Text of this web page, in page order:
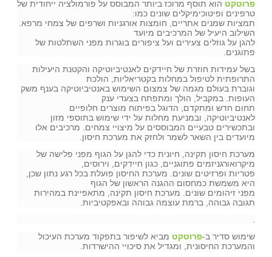
פרוטקט הוא תוסף מרוכז ביותר המבוסס על פורמולציה ייחודית של
טרפינים ופיטוכימיקלים שונים כמו:
תמציות שמנים אתריים, חומצות אורגניות ושרפים של צמחי מרפא.
השילוב היעיל של המרכיבים מיועד
להגן על גוזלים צעירים ועל ציפורים בוגרות מפני השתלטות של
פתוגנים.
בשל עמידות חוזרת של חיידקים לאנטיביוטיקה והקטנת היעילות
התרופתית לטיפול במחלות בקטריאליות, הולכת
וגוברת בעולם מגמה של צמצום השימוש באנטיביוטיקה בענף משק
העופות. במקביל, הולך ומתפתח בצעדי ענק
תחום חדש ומתקדם, הדוגל בפיתוח מוצרים חלופיים
לאנטיביוטיקה, ובמניעת מחלות על ידי שימוש בתוספי מזון
ובתכשירים טבעיים המבוססים על מיצויי צמחים. מרכיבים אלו
מיועדים בין השאר לשמר ולחזק את מערכת חיסון.
מערכת חיסון תקינה, חיונית כדי להגן על הגוף מפני פלישה של
מיקרואורגניזמים פתוגניים, כגון חיידקים, וירוסים,
פטריות ופרזיטים שונים. מערכת החיסון פועלת בכל רגע נתון שכן,
היא משמשת כמחסום ההגנה הראשון של הגוף
מפני זיהומים שונים. מערכת חיסון תקינה, מתאפיינת במהירות
תגובה גבוהה, ברמת עוצמה גבוהה ובאפקטיביות.
שימוש סדיר ב-פרוטקט מביא לשיפור בתפקוד מערכת העיכול
והמערכת החיסונית, ומגדיל את סיכויי ההישרדות.